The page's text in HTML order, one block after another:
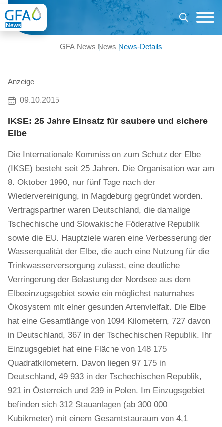
GFA News News News-Details
Anzeige
09.10.2015
IKSE: 25 Jahre Einsatz für saubere und sichere
Elbe
Die Internationale Kommission zum Schutz der Elbe
(IKSE) besteht seit 25 Jahren. Die Organisation war am
8. Oktober 1990, nur fünf Tage nach der
Wiedervereinigung, in Magdeburg gegründet worden.
Vertragspartner waren Deutschland, die damalige
Tschechische und Slowakische Föderative Republik
sowie die EU. Hauptziele waren eine Verbesserung der
Wasserqualität der Elbe, die auch eine Nutzung für die
Trinkwasserversorgung zulässt, eine deutliche
Verringerung der Belastung der Nordsee aus dem
Elbeeinzugsgebiet sowie ein möglichst naturnahes
Ökosystem mit einer gesunden Artenvielfalt. Die Elbe
hat eine Gesamtlänge von 1094 Kilometern, 727 davon
in Deutschland, 367 in der Tschechischen Republik. Ihr
Einzugsgebiet hat eine Fläche von 148 175
Quadratkilometern. Davon liegen 97 175 in
Deutschland, 49 933 in der Tschechischen Republik,
921 in Österreich und 239 in Polen. Im Einzugsgebiet
befinden sich 312 Stauanlagen (ab 300 000
Kubikmeter) mit einem Gesamtstauraum von 4,1